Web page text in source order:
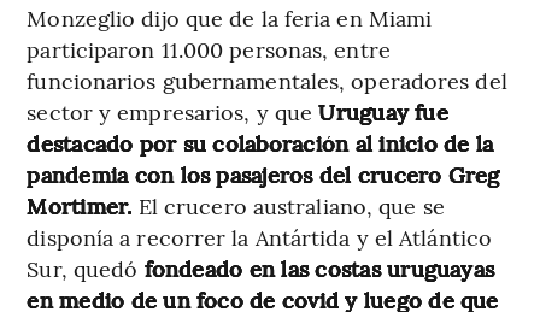
Monzeglio dijo que de la feria en Miami
participaron 11.000 personas, entre
funcionarios gubernamentales, operadores del
sector y empresarios, y que Uruguay fue
destacado por su colaboración al inicio de la
pandemia con los pasajeros del crucero Greg
Mortimer. El crucero australiano, que se
disponía a recorrer la Antártida y el Atlántico
Sur, quedó fondeado en las costas uruguayas
en medio de un foco de covid y luego de que